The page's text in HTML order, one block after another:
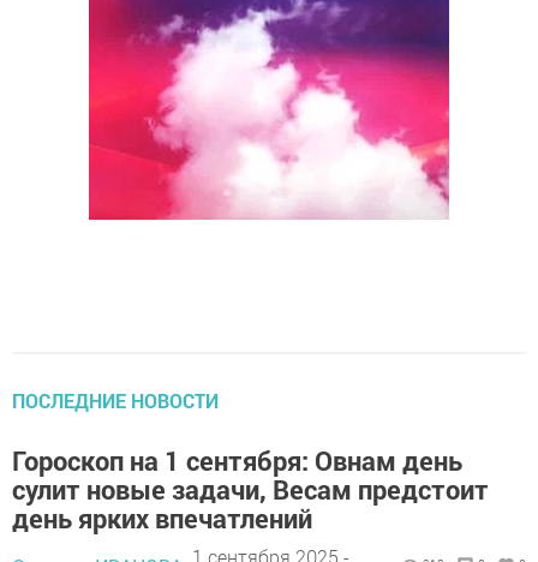
ПОСЛЕДНИЕ НОВОСТИ
Гороскоп на 1 сентября: Овнам день
сулит новые задачи, Весам предстоит
день ярких впечатлений
1 сентября 2025 -